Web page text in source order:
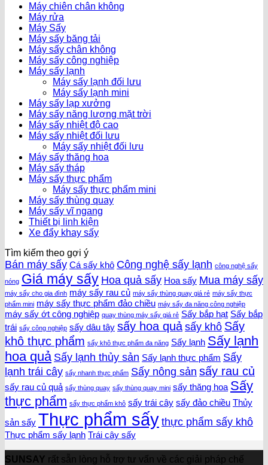
Máy chiên chân không
Máy rửa
Máy Sấy
Máy sấy băng tải
Máy sấy chân không
Máy sấy công nghiệp
Máy sấy lạnh
Máy sấy lạnh đối lưu
Máy sấy lạnh mini
Máy sấy lạp xưởng
Máy sấy năng lượng mặt trời
Máy sấy nhiệt độ cao
Máy sấy nhiệt đối lưu
Máy sấy nhiệt đối lưu
Máy sấy thăng hoa
Máy sấy tháp
Máy sấy thực phẩm
Máy sấy thực phẩm mini
Máy sấy thùng quay
Máy sấy vĩ ngang
Thiết bị linh kiện
Xe đẩy khay sấy
Tìm kiếm theo gợi ý
Bán máy sấy Cá sấy khô Công nghệ sấy lạnh công nghệ sấy
nóng Giá máy sấy Hoa quả sấy Hoa sấy Mua máy sấy
máy sấy cho gia đình máy sấy rau củ máy sấy thùng quay giá rẻ máy sấy thực
phẩm mini máy sấy thực phẩm đảo chiều máy sấy đa năng công nghiệp
máy sấy ớt công nghiệp quay thùng máy sấy giá rẻ Sấy bắp hạt Sấy bắp
trái sấy công nghiệp sấy dâu tây sấy hoa quả sấy khô Sấy
khô thực phẩm sấy khô thực phẩm đa năng Sấy lạnh Sấy lạnh
hoa quả Sấy lạnh thủy sản Sấy lạnh thực phẩm Sấy
lạnh trái cây sấy nhanh thực phẩm Sấy nông sản sấy rau củ
sấy rau củ quả sấy thùng quay sấy thùng quay mini sấy thăng hoa Sấy
thực phẩm sấy thực phẩm khô sấy trái cây sấy đảo chiều Thủy
sản sấy Thực phẩm sấy thực phẩm sấy khô
Thực phẩm sấy lạnh Trái cây sấy
SUNSAY rất sẵn lòng hỗ trợ tư vấn về các giải pháp chế